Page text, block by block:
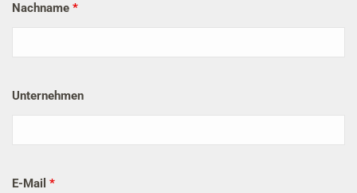
Nachname *
Unternehmen
E-Mail *